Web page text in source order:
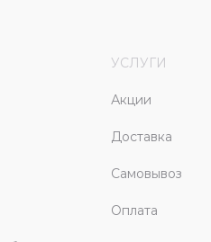
УСЛУГИ
Акции
Доставка
Самовывоз
Оплата